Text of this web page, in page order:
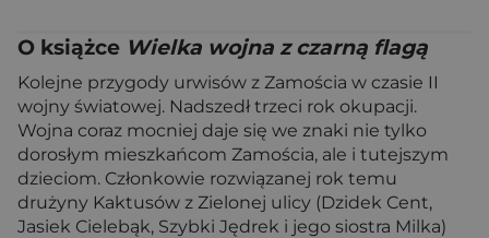
O książce Wielka wojna z czarną flagą
Kolejne przygody urwisów z Zamościa w czasie II
wojny światowej. Nadszedł trzeci rok okupacji.
Wojna coraz mocniej daje się we znaki nie tylko
dorosłym mieszkańcom Zamościa, ale i tutejszym
dzieciom. Członkowie rozwiązanej rok temu
drużyny Kaktusów z Zielonej ulicy (Dzidek Cent,
Jasiek Cielebąk, Szybki Jędrek i jego siostra Milka)